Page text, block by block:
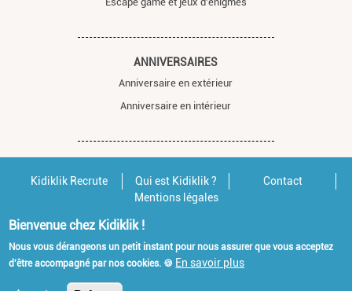
ANNIVERSAIRES
Anniversaire en extérieur
Anniversaire en intérieur
Kidiklik Recrute Qui est Kidiklik ?
Contact
Mentions légales
Bienvenue chez Kidiklik !
Nous vous dérangeons un petit instant pour nous assurer que vous acceptez
d'être accompagné par nos cookies. 🍪 En savoir plus